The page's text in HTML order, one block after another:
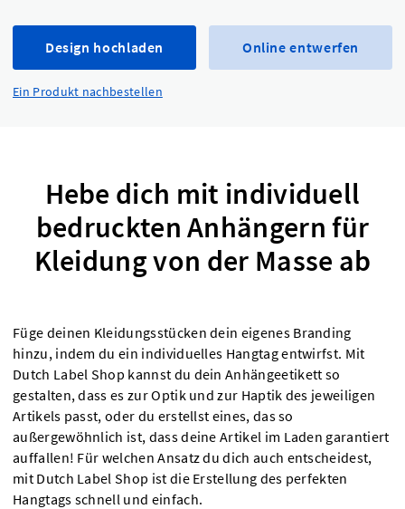
Design hochladen Online entwerfen
Ein Produkt nachbestellen
Hebe dich mit individuell
bedruckten Anhängern für
Kleidung von der Masse ab
Füge deinen Kleidungsstücken dein eigenes Branding
hinzu, indem du ein individuelles Hangtag entwirfst. Mit
Dutch Label Shop kannst du dein Anhängeetikett so
gestalten, dass es zur Optik und zur Haptik des jeweiligen
Artikels passt, oder du erstellst eines, das so
außergewöhnlich ist, dass deine Artikel im Laden garantiert
auffallen! Für welchen Ansatz du dich auch entscheidest,
mit Dutch Label Shop ist die Erstellung des perfekten
Hangtags schnell und einfach.